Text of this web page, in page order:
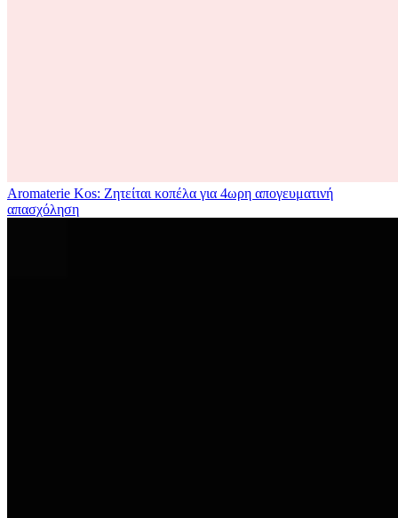
Aromaterie Kos: Ζητείται κοπέλα για 4ωρη απογευματινή
απασχόληση